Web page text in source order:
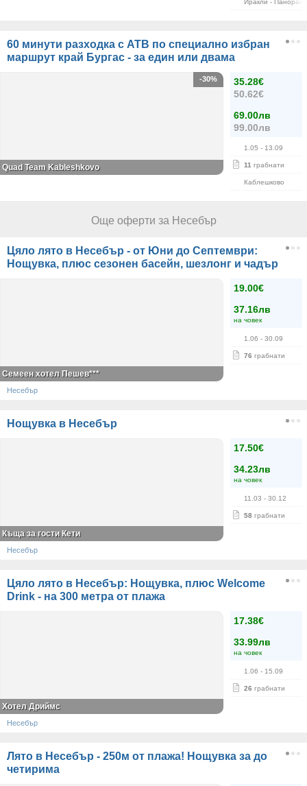
Иракли -
60 минути разходка с АТВ по специално избран
маршрут край Бургас - за един или двама
35.28€
50.62€
69.00лв
99.00лв
1.05 - 13.09
11 грабнати
Каблешково
-30%
Quad Team Kableshkovo
Още оферти за Несебър
Цяло лято в Несебър - от Юни до Септември:
Нощувка, плюс сезонен басейн, шезлонг и чадър
19.00€
37.16лв
на човек
1.06 - 30.09
76 грабнати
Семеен хотел Пешев***
Несебър
Нощувка в Несебър
17.50€
34.23лв
на човек
11.03 - 30.12
58 грабнати
Къща за гости Кети
Несебър
Цяло лято в Несебър: Нощувка, плюс Welcome
Drink - на 300 метра от плажа
17.38€
33.99лв
на човек
1.06 - 15.09
26 грабнати
Хотел Дриймс
Несебър
Лято в Несебър - 250м от плажа! Нощувка за до
четирима